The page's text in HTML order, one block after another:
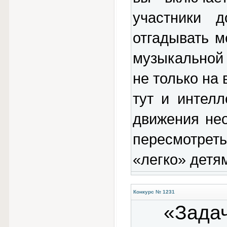
участники
отгадывать
не только на
тут и
движения
«легко»
Конкурс № 1231